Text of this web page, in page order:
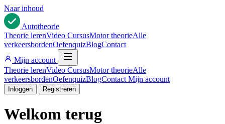
Naar inhoud
Autotheorie
Theorie lerenVideo CursusMotor theorieAlle
verkeersbordenOefenquizBlogContact
Mijn account
Theorie lerenVideo CursusMotor theorieAlle
verkeersbordenOefenquizBlogContact Mijn account
Inloggen Registreren
Welkom terug